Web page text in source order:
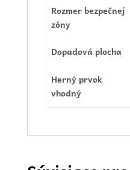
Rozmer bezpečnej
zóny
Dopadová plocha
Herný prvok
vhodný